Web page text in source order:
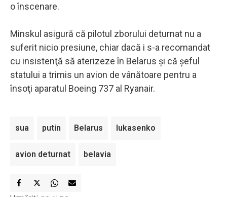
o înscenare.
Minskul asigură că pilotul zborului deturnat nu a
suferit nicio presiune, chiar dacă i s-a recomandat
cu insistenţă să aterizeze în Belarus şi că şeful
statului a trimis un avion de vânătoare pentru a
însoţi aparatul Boeing 737 al Ryanair.
sua putin Belarus lukasenko
avion deturnat belavia